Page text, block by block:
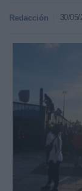
Redacción 30/